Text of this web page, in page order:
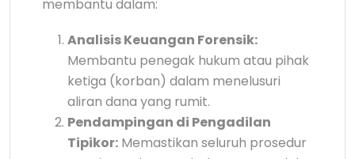
membantu dalam:
Analisis Keuangan Forensik:
Membantu penegak hukum atau pihak
ketiga (korban) dalam menelusuri
aliran dana yang rumit.
Pendampingan di Pengadilan
Tipikor: Memastikan seluruh prosedur